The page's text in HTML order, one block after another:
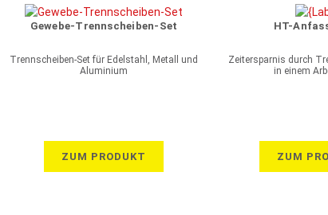
Gewebe-Trennscheiben-Set
Trennscheiben-Set für Edelstahl, Metall und
Aluminium
ZUM PRODUKT
HT-
Zeitersparnis durch
in einem
ZUM